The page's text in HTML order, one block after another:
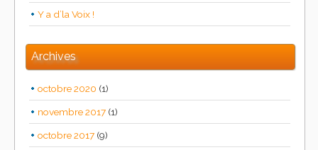
Y a d’la Voix !
Archives
octobre 2020 (1)
novembre 2017 (1)
octobre 2017 (9)